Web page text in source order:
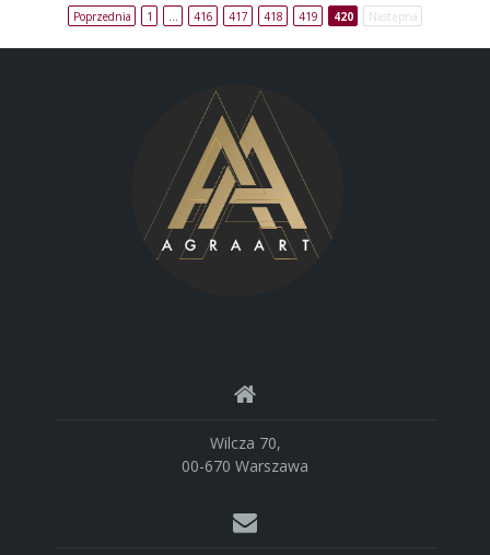
Poprzednia 1 416 417 418 419 420 Następna
Wilcza 70,
00-670 Warszawa